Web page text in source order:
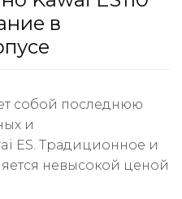
в
собой последнюю
и
ES. Традиционное и
невысокой ценой